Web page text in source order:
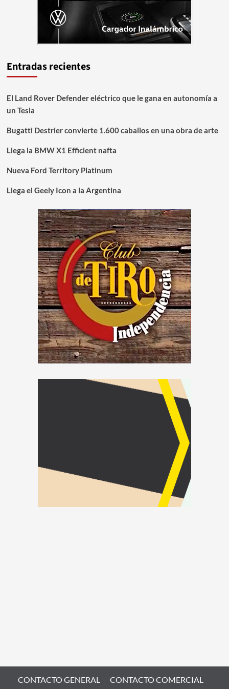
Entradas recientes
El Land Rover Defender eléctrico que le gana en autonomía a
un Tesla
Bugatti Destrier convierte 1.600 caballos en una obra de arte
Llega la BMW X1 Efficient nafta
Nueva Ford Territory Platinum
Llega el Geely Icon a la Argentina
CONTACTO GENERAL
CONTACTO COMERCIAL